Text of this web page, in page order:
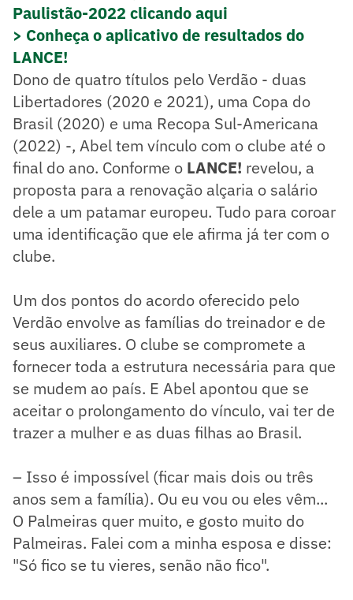
Paulistão-2022 clicando aqui
> Conheça o aplicativo de resultados do
LANCE!
Dono de quatro títulos pelo Verdão - duas
Libertadores (2020 e 2021), uma Copa do
Brasil (2020) e uma Recopa Sul-Americana
(2022) -, Abel tem vínculo com o clube até o
final do ano. Conforme o LANCE! revelou, a
proposta para a renovação alçaria o salário
dele a um patamar europeu. Tudo para coroar
uma identificação que ele afirma já ter com o
clube.
Um dos pontos do acordo oferecido pelo
Verdão envolve as famílias do treinador e de
seus auxiliares. O clube se compromete a
fornecer toda a estrutura necessária para que
se mudem ao país. E Abel apontou que se
aceitar o prolongamento do vínculo, vai ter de
trazer a mulher e as duas filhas ao Brasil.
– Isso é impossível (ficar mais dois ou três
anos sem a família). Ou eu vou ou eles vêm...
O Palmeiras quer muito, e gosto muito do
Palmeiras. Falei com a minha esposa e disse:
"Só fico se tu vieres, senão não fico".